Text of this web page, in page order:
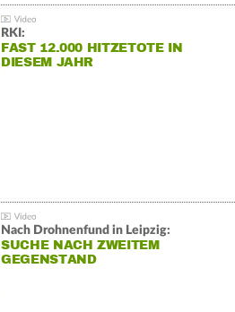
RKI:
FAST 12.000 HITZETOTE IN
DIESEM JAHR
Nach Drohnenfund in Leipzig:
SUCHE NACH ZWEITEM
GEGENSTAND